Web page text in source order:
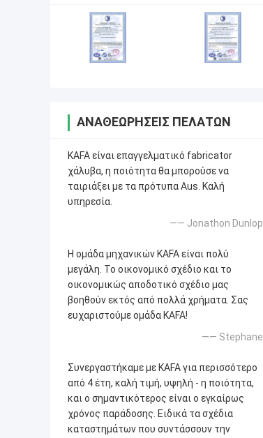
ΑΝΑΘΕΩΡΉΣΕΙΣ ΠΕΛΑΤΏΝ
KAFA είναι επαγγελματικό fabricator
χάλυβα, η ποιότητα θα μπορούσε να
ταιριάξει με τα πρότυπα Aus. Καλή
υπηρεσία.
—— Jonathon Dunlop
Η ομάδα μηχανικών KAFA είναι πολύ
μεγάλη. Το οικονομικό σχέδιο και το
οικονομικώς αποδοτικό σχέδιο μας
βοηθούν εκτός από πολλά χρήματα. Σας
ευχαριστούμε ομάδα KAFA!
—— Stephane
Συνεργαστήκαμε με KAFA για περισσότερο
από 4 έτη, καλή τιμή, υψηλή - η ποιότητα,
και ο σημαντικότερος είναι ο εγκαίρως
χρόνος παράδοσης. Ειδικά τα σχέδια
καταστημάτων που συντάσσουν την